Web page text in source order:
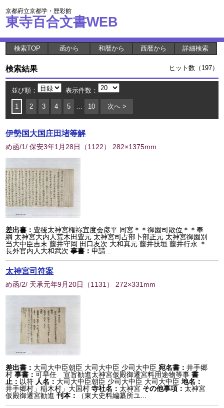
京都府立京都学・歴彩館
東寺百合文書WEB
検索TOP 函から 和暦から 西暦から 詳細検索
検索結果 ヒット数（197）
並び順： 表示件数：
1 2 3 4 5 … 10 次へ >
伊勢国大国庄田堵等解
め函/1/ 保安3年1月28日 （1122） 282×1375mm
差出書： 豊後太神宮権祢宜度会彦平 同宮＊＊御園司散位＊＊奉
綱 太神宮大内人荒木田豊元 太神宮司占部卜部正元 太神宮御園別
当大中臣吉末 藤井守岡 田口友次 大和真元 藤井技垣 藤井行永 ＊
長外官内人大和武次 事書：申請...
太神宮司符案
め函/2/ 天承元年9月20日 （1131 ） 272×331mm
差出書： 大司大中臣朝臣 大司大中臣 少司大中臣 宛名書：井手郷
村 事書：可早任 宣旨勧進太神宮仮殿御遷宮料用途物等事 書
止： 以符 人名： 大司大中臣朝臣 少司大中臣 大司大中臣 地名：
井手郷村」稲木村」大国村 寺社名： 太神宮 その他事項： 太神宮
仮殿御遷宮勧進 刊本： （東大史料編纂所ユ...